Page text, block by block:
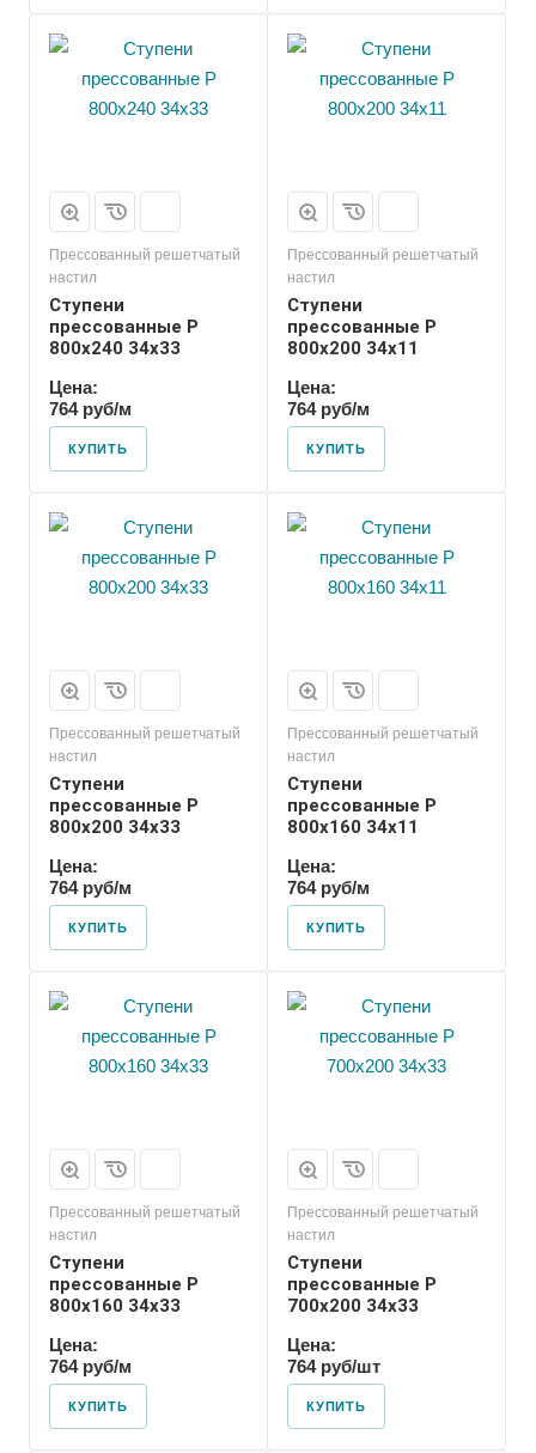
Прессованный решетчатый
настил
Ступени
прессованные P
800х240 34х33
Цена:
764 руб/м
КУПИТЬ
Прессованный решетчатый
настил
Ступени
прессованные P
800х200 34х11
Цена:
764 руб/м
КУПИТЬ
Прессованный решетчатый
настил
Ступени
прессованные P
800х200 34х33
Цена:
764 руб/м
КУПИТЬ
Прессованный решетчатый
настил
Ступени
прессованные P
800х160 34х11
Цена:
764 руб/м
КУПИТЬ
Прессованный решетчатый
настил
Ступени
прессованные P
800х160 34х33
Цена:
764 руб/м
КУПИТЬ
Прессованный решетчатый
настил
Ступени
прессованные P
700х200 34х33
Цена:
764 руб/шт
КУПИТЬ